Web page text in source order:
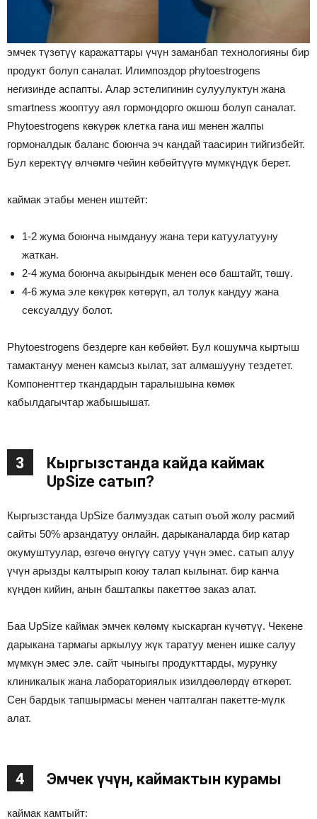
эмчек түзөтүү каражаттары үчүн заманбап технологияны бир
продукт болуп саналат. Илимпоздор phytoestrogens
негизинде аспапты. Алар эстелигинин сулуулуктун жана
smartness жооптуу аял гормондорго окшош болуп саналат.
Phytoestrogens көкүрөк клетка гана иш менен жалпы
гормоналдык баланс боюнча эч кандай таасирин тийгизбейт.
Бул керектүү өлчөмгө чейин көбөйтүүгө мүмкүндүк берет.
каймак этабы менен иштейт:
1-2 жума боюнча нымдануу жана тери катуулатууну
жаткан.
2-4 жума боюнча акырындык менен өсө баштайт, төшү.
4-6 жума эле көкүрөк көтөрүп, ал толук кандуу жана
сексуалдуу болот.
Phytoestrogens бездерге кан көбөйөт. Бул кошумча кыртыш
тамактануу менен камсыз кылат, зат алмашууну тездетет.
Компоненттер ткандардын таралышына көмөк
кабылдагычтар жабышышат.
3
Кыргызстанда кайда каймак
UpSize сатып?
Кыргызстанда UpSize балмуздак сатып оъой жолу расмий
сайты 50% арзандатуу онлайн. дарыканаларда бир катар
окумуштуулар, өзгөчө өнүгүү сатуу үчүн эмес. сатып алуу
үчүн арызды калтырып коюу талап кылынат. бир канча
күндөн кийин, анын баштапкы пакеттөө заказ алат.
Баа UpSize каймак эмчек көлөмү кыскарган күчөтүү. Чекене
дарыкана тармагы аркылуу жүк таратуу менен ишке салуу
мүмкүн эмес эле. сайт чыныгы продукттарды, мурунку
клиникалык жана лабораториялык изилдөөлөрдү өткөрөт.
Сен бардык тапшырмасы менен чапталган пакетте-мүлк
алат.
4 Эмчек үчүн, каймактын курамы
каймак камтыйт: